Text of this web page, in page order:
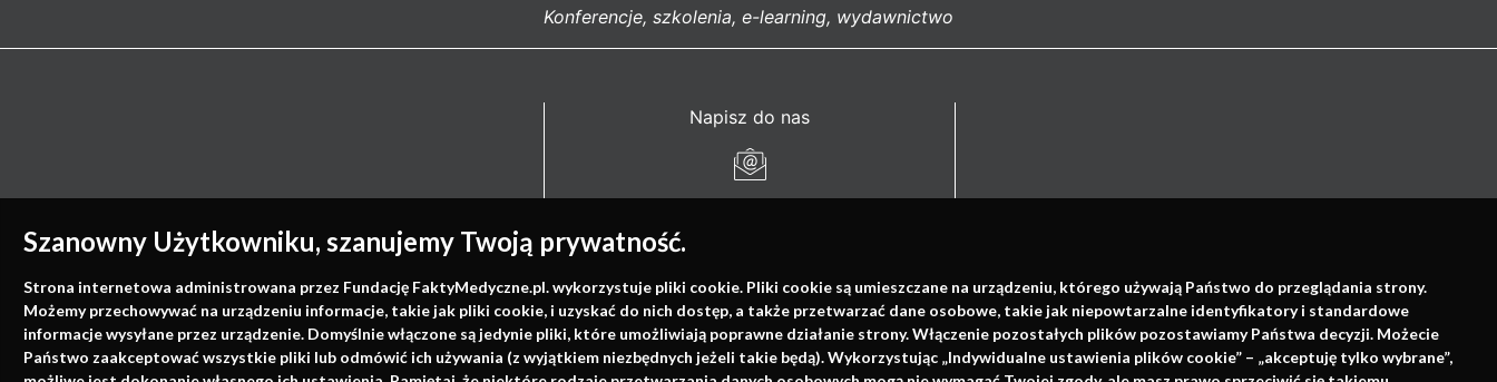
Szanowny Użytkowniku, szanujemy Twoją prywatność.
Strona internetowa administrowana przez Fundację FaktyMedyczne.pl. wykorzystuje pliki cookie. Pliki cookie są umieszczane na urządzeniu, którego używają Państwo do przeglądania strony.
Możemy przechowywać na urządzeniu informacje, takie jak pliki cookie, i uzyskać do nich dostęp, a także przetwarzać dane osobowe, takie jak niepowtarzalne identyfikatory i standardowe
informacje wysyłane przez urządzenie. Domyślnie włączone są jedynie pliki, które umożliwiają poprawne działanie strony. Włączenie pozostałych plików pozostawiamy Państwa decyzji. Możecie
Państwo zaakceptować wszystkie pliki lub odmówić ich używania (z wyjątkiem niezbędnych jeżeli takie będą). Wykorzystując „Indywidualne ustawienia plików cookie” – „akceptuję tylko wybrane”,
Konferencje, szkolenia, e-learning, wydawnictwo
Napisz do nas
43-460 Wisła
Redakcja medyczna:
ul. Wolności 338b